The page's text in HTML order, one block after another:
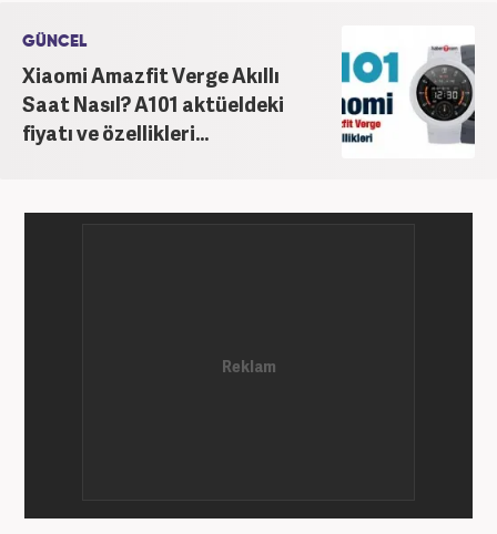
GÜNCEL
Xiaomi Amazfit Verge Akıllı
Saat Nasıl? A101 aktüeldeki
fiyatı ve özellikleri...